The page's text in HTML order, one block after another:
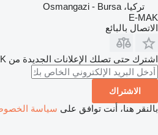
تركيا، Osmangazi - Bursa
E-MAK
الاتصال بالبائع
اشترك حتى تصلك الإعلانات الجديدة من E-MAK
الاشتراك
بالنقر هنا، أنت توافق على سياسة